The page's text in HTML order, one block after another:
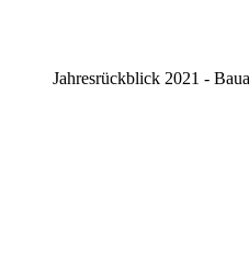
Jahresrückblick 2021 -